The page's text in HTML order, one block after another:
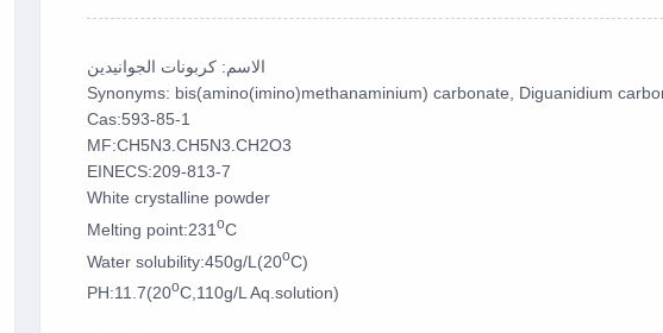
الاسم: كربونات الجوانيدين
Synonyms: bis(amino(imino)methanaminium) carbonate, Diguanidium
Cas:593-85-1
MF:CH5N3.CH5N3.CH2O3
EINECS:209-813-7
White crystalline powder
Melting point:231 oC
Water solubility:450g/L(20oC)
PH:11.7(20oC,110g/L Aq.solution)